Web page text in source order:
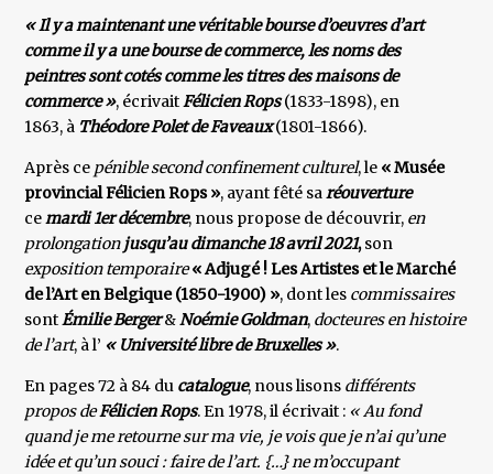
« Il y a maintenant une véritable bourse d’oeuvres d’art
comme il y a une bourse de commerce, les noms des
peintres sont cotés comme les titres des maisons de
commerce », écrivaitFélicien Rops(1833-1898), en
1863, à Théodore Polet de Faveaux(1801-1866).
Après ce pénible second confinement culturel, le « Musée
provincial Félicien Rops », ayant fêté saréouverture
cemardi 1er décembre, nous propose de découvrir, en
prolongationjusqu’au dimanche 18 avril 2021,son
exposition temporaire« Adjugé ! Les Artistes et le Marché
de l’Art en Belgique (1850-1900) », dont les commissaires
sontÉmilie Berger&Noémie Goldman, docteures en histoire
de l’art, à l’ « Université libre de Bruxelles ».
En pages 72 à 84 du catalogue, nous lisons différents
propos deFélicien Rops. En 1978, il écrivait : « Au fond
quand je me retourne sur ma vie, je vois que je n’ai qu’une
idée et qu’un souci : faire de l’art. {…} ne m’occupant